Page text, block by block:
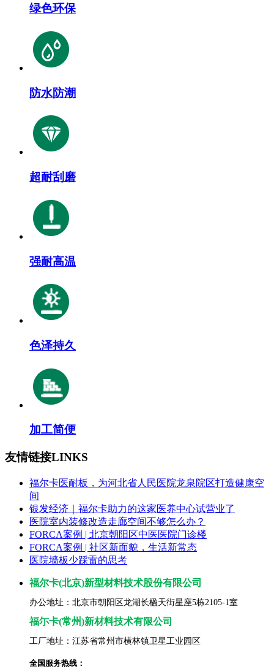
绿色环保
防水防潮
超耐刮磨
强耐高温
色泽持久
加工简便
友情链接LINKS
福尔卡医耐板，为河北省人民医院龙泉院区打造健康空
间
银发经济｜福尔卡助力的这家医养中心试营业了
医院室内装修改造走廊空间不够怎么办？
FORCA案例 | 北京朝阳区中医医院门诊楼
FORCA案例 | 社区新面貌，生活新常态
医院墙板少踩雷的思考
福尔卡(北京)新型材料技术股份有限公司
办公地址：北京市朝阳区龙湖长楹天街星座5栋2105-1室
福尓卡(常州)新材料技术有限公司
工厂地址：江苏省常州市横林镇卫星工业园区
全国服务热线：